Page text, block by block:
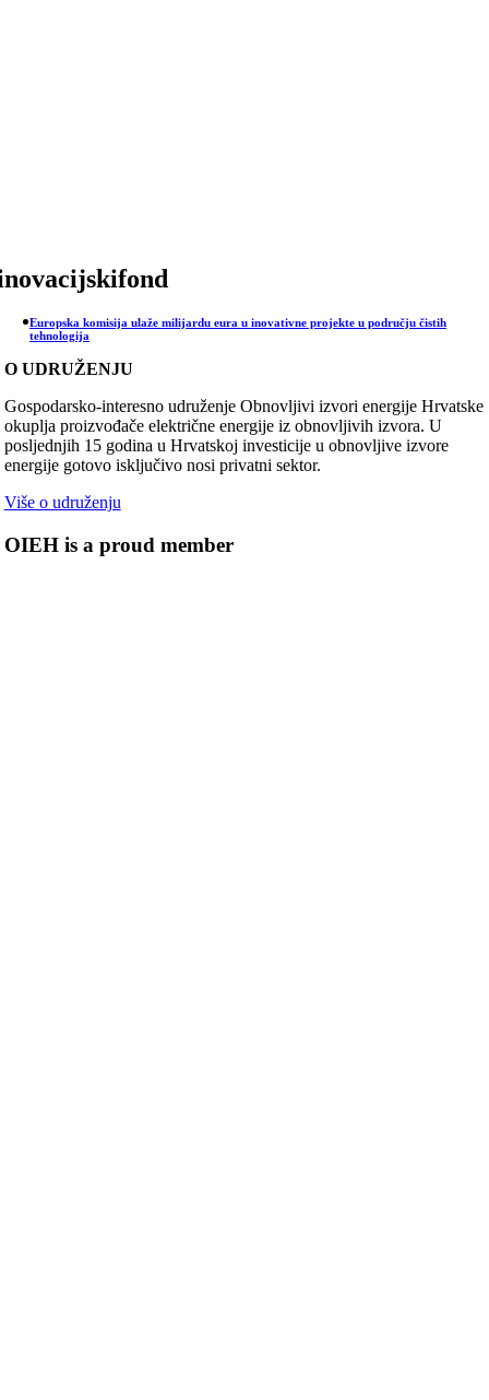
Europska komisija ulaže milijardu eura u inovativne projekte u području čistih
tehnologija
O UDRUŽENJU
Gospodarsko-interesno udruženje Obnovljivi izvori energije Hrvatske
okuplja proizvođače električne energije iz obnovljivih izvora. U
posljednjih 15 godina u Hrvatskoj investicije u obnovljive izvore
energije gotovo isključivo nosi privatni sektor.
Više o udruženju
OIEH is a proud member